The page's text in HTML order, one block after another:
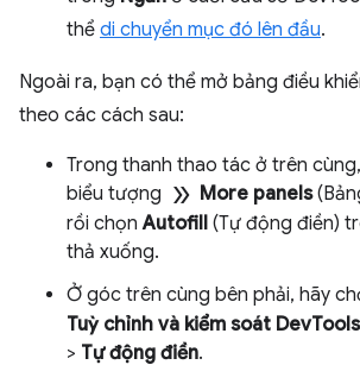
thể di chuyển mục đó lên đầu.
Ngoài ra, bạn có thể mở bảng điều
theo các cách sau:
Trong thanh thao tác ở trên
biểu tượng double_arrow More panels
rồi chọnAutofill (Tự động điền)
thả xuống.
Ở góc trên cùng bên phải, hãy
Tuỳ chỉnh và kiểm soát DevTools
> Tự động điền.